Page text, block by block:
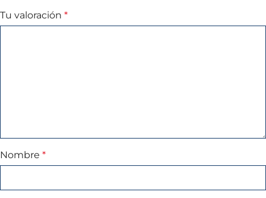
Tu valoración *
Nombre *